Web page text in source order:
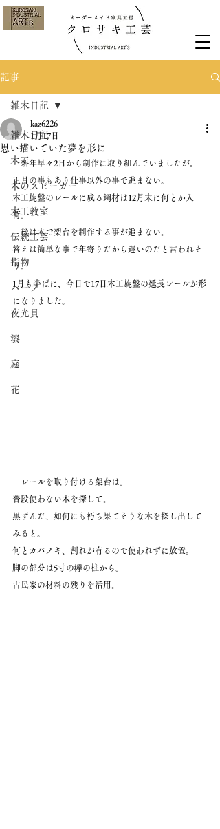
記事
雑木日記
木工
木のスピーカー
木工教室
伝統工芸
指物
ハープ
夜光貝
漆
庭
花
雑木日記
思い描いていた夢を形に
kaz6226
1月17日
新年早々2日から制作に取り組んでいましたが。
正月の事もあり仕事以外の事で進まない。
木工旋盤のレールに成る鋼材は12月末に何とか入
荷。
後は木で架台を制作する事が進まない。
答えは簡単な事で年寄りだから遅いのだと言われそ
う。
1月も半ばに、今日で17日木工旋盤の延長レールが形
になりました。
レールを取り付ける架台は。
普段使わない木を探して。
黒ずんだ、如何にも朽ち果てそうな木を探し出して
みると。
何とカバノキ、割れが有るので使われずに放置。
脚の部分は5寸の欅の柱から。
古民家の材料の残りを活用。